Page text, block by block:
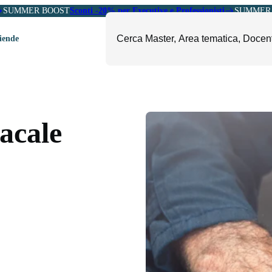
SUMMER BOOSTSconti -20% per Executive e Professionisti
e Soft Skills
Ambiente
Food, Beverage e Turismo
Il Sole 24 ORE Professionale